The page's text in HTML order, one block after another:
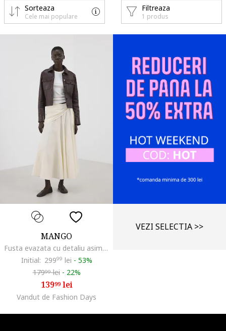
Filtreaza
1 produs
Sorteaza
Cele mai populare
MANGO
Fusta evazata cu detaliu asimetric, Alb
Initial: 29999 lei - 53%
17999lei - 22%
13999lei
Vandut de Fashion Days
VEZI SELECTIA >>